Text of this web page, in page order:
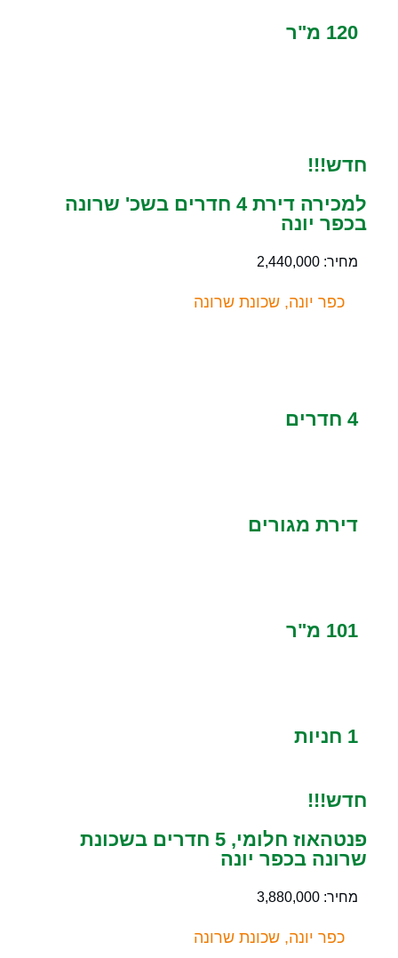
120 מ"ר
חדש!!!
למכירה דירת 4 חדרים בשכ' שרונה
בכפר יונה
מחיר: 2,440,000
כפר יונה, שכונת שרונה
4 חדרים
דירת מגורים
101 מ"ר
1 חניות
חדש!!!
פנטהאוז חלומי, 5 חדרים בשכונת
שרונה בכפר יונה
מחיר: 3,880,000
כפר יונה, שכונת שרונה